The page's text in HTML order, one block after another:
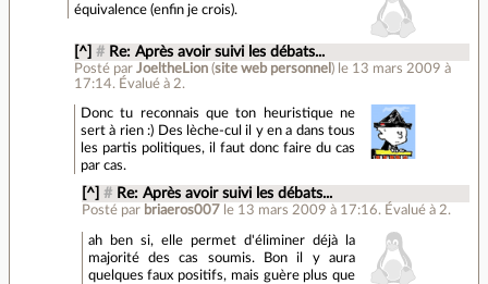
équivalence (enfin je crois).
[^] # Re: Après avoir suivi les débats...
Posté parJoeltheLion (site web personnel ) le 13 mars 2009 à
17:14. Évalué à 2.
Donc tu reconnais que ton heuristique ne
sert à rien :) Des lèche-cul il y en a dans tous
les partis politiques, il faut donc faire du cas
par cas.
[^] # Re: Après avoir suivi les débats...
Posté par briaeros007 le 13 mars 2009 à 17:16. Évalué à 2.
ah ben si, elle permet d'éliminer déjà la
majorité des cas soumis. Bon il y aura
quelques faux positifs, mais guère plus que